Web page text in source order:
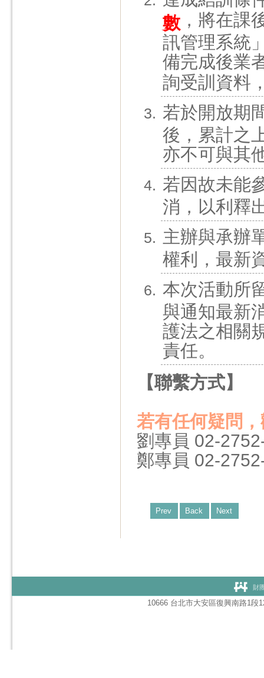
數 ，將在課
訊管理系統
備完成後業
詢受訓資料
若於開放期
後，累計之
亦不可與其
若因故未能
消，以利釋
主辦與承辦
權利，最新
本次活動所
與通知最新
護法之相關
責任。
【聯繫方式】
若有任何疑問
劉專員 02-
鄭專員 02-
Prev Back Next
財
10666 台北市大安區復興南路1段